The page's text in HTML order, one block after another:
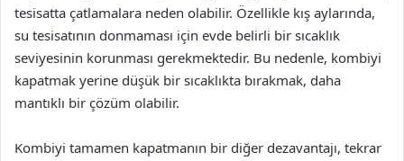
tesisatta çatlamalara neden olabilir. Özellikle kış aylarında,
su tesisatının donmaması için evde belirli bir sıcaklık
seviyesinin korunması gerekmektedir. Bu nedenle, kombiyi
kapatmak yerine düşük bir sıcaklıkta bırakmak, daha
mantıklı bir çözüm olabilir.
Kombiyi tamamen kapatmanın bir diğer dezavantajı, tekrar